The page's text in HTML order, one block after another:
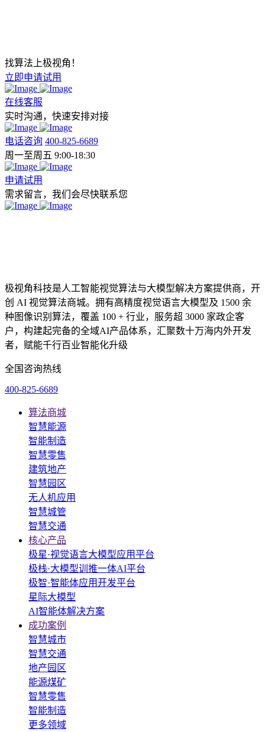
找算法上极视角！
立即申请试用
在线客服
实时沟通，快速安排对接
电话咨询 400-825-6689
周一至周五 9:00-18:30
申请试用
需求留言，我们会尽快联系您
极视角科技是人工智能视觉算法与大模型解决方案提供商，开
创 AI 视觉算法商城。拥有高精度视觉语言大模型及 1500 余
种图像识别算法，覆盖 100 + 行业，服务超 3000 家政企客
户，构建起完备的全域AI产品体系，汇聚数十万海内外开发
者，赋能千行百业智能化升级
全国咨询热线
400-825-6689
算法商城
智慧能源
智能制造
智慧零售
建筑地产
智慧园区
无人机应用
智慧城管
智慧交通
核心产品
极星·视觉语言大模型应用平台
极栈·大模型训推一体AI平台
极智·智能体应用开发平台
星际大模型
AI智能体解决方案
成功案例
智慧城市
智慧交通
地产园区
能源煤矿
智慧零售
智能制造
更多领域